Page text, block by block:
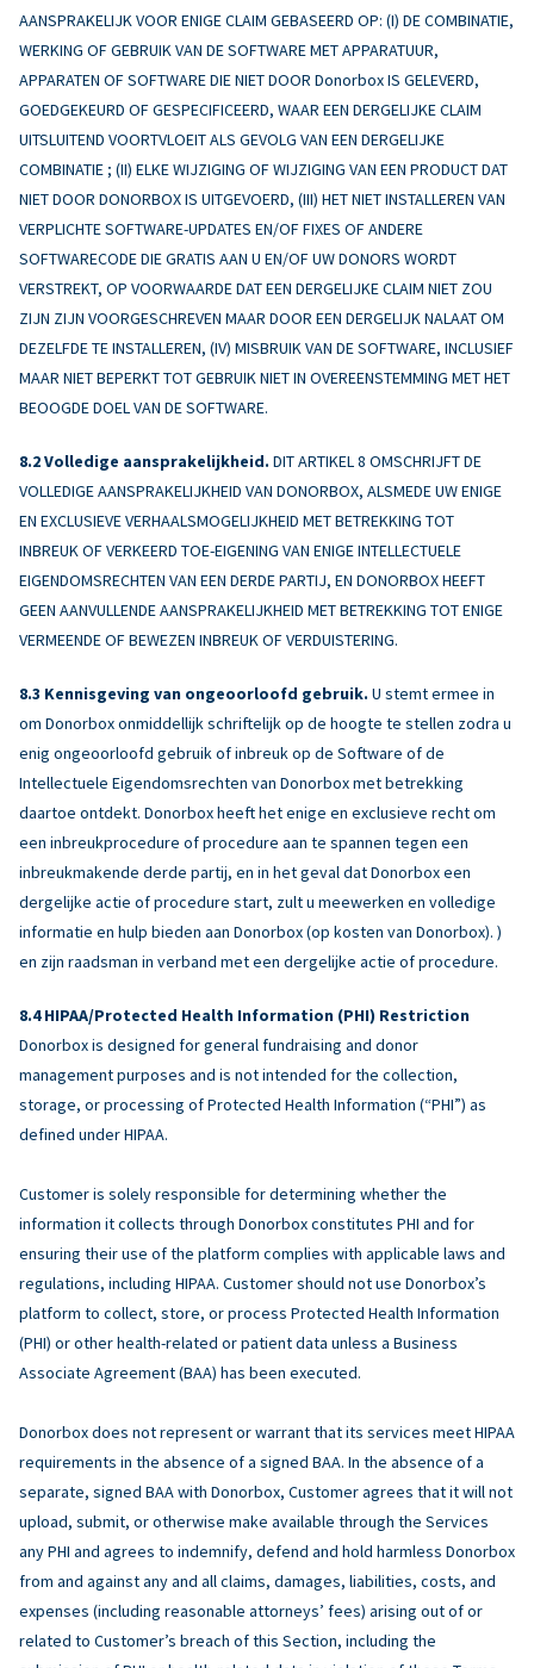
AANSPRAKELIJK VOOR ENIGE CLAIM GEBASEERD OP: (I) DE COMBINATIE,
WERKING OF GEBRUIK VAN DE SOFTWARE MET APPARATUUR,
APPARATEN OF SOFTWARE DIE NIET DOOR Donorbox IS GELEVERD,
GOEDGEKEURD OF GESPECIFICEERD, WAAR EEN DERGELIJKE CLAIM
UITSLUITEND VOORTVLOEIT ALS GEVOLG VAN EEN DERGELIJKE
COMBINATIE ; (II) ELKE WIJZIGING OF WIJZIGING VAN EEN PRODUCT DAT
NIET DOOR DONORBOX IS UITGEVOERD, (III) HET NIET INSTALLEREN VAN
VERPLICHTE SOFTWARE-UPDATES EN/OF FIXES OF ANDERE
SOFTWARECODE DIE GRATIS AAN U EN/OF UW DONORS WORDT
VERSTREKT, OP VOORWAARDE DAT EEN DERGELIJKE CLAIM NIET ZOU
ZIJN ZIJN VOORGESCHREVEN MAAR DOOR EEN DERGELIJK NALAAT OM
DEZELFDE TE INSTALLEREN, (IV) MISBRUIK VAN DE SOFTWARE, INCLUSIEF
MAAR NIET BEPERKT TOT GEBRUIK NIET IN OVEREENSTEMMING MET HET
BEOOGDE DOEL VAN DE SOFTWARE.
Volledige aansprakelijkheid. DIT ARTIKEL 8 OMSCHRIJFT DE
VOLLEDIGE AANSPRAKELIJKHEID VAN DONORBOX, ALSMEDE UW ENIGE
EN EXCLUSIEVE VERHAALSMOGELIJKHEID MET BETREKKING TOT
INBREUK OF VERKEERD TOE-EIGENING VAN ENIGE INTELLECTUELE
EIGENDOMSRECHTEN VAN EEN DERDE PARTIJ, EN DONORBOX HEEFT
GEEN AANVULLENDE AANSPRAKELIJKHEID MET BETREKKING TOT ENIGE
VERMEENDE OF BEWEZEN INBREUK OF VERDUISTERING.
Kennisgeving van ongeoorloofd gebruik. U stemt ermee in
om Donorbox onmiddellijk schriftelijk op de hoogte te stellen zodra u
enig ongeoorloofd gebruik of inbreuk op de Software of de
Intellectuele Eigendomsrechten van Donorbox met betrekking
daartoe ontdekt. Donorbox heeft het enige en exclusieve recht om
een inbreukprocedure of procedure aan te spannen tegen een
inbreukmakende derde partij, en in het geval dat Donorbox een
dergelijke actie of procedure start, zult u meewerken en volledige
informatie en hulp bieden aan Donorbox (op kosten van Donorbox). )
en zijn raadsman in verband met een dergelijke actie of procedure.
HIPAA/Protected Health Information (PHI) Restriction
Donorbox is designed for general fundraising and donor
management purposes and is not intended for the collection,
storage, or processing of Protected Health Information (“PHI”) as
defined under HIPAA.
Customer is solely responsible for determining whether the
information it collects through Donorbox constitutes PHI and for
ensuring their use of the platform complies with applicable laws and
regulations, including HIPAA. Customer should not use Donorbox’s
platform to collect, store, or process Protected Health Information
(PHI) or other health-related or patient data unless a Business
Associate Agreement (BAA) has been executed.
Donorbox does not represent or warrant that its services meet HIPAA
requirements in the absence of a signed BAA. In the absence of a
separate, signed BAA with Donorbox, Customer agrees that it will not
upload, submit, or otherwise make available through the Services
any PHI and agrees to indemnify, defend and hold harmless Donorbox
from and against any and all claims, damages, liabilities, costs, and
expenses (including reasonable attorneys’ fees) arising out of or
related to Customer’s breach of this Section, including the